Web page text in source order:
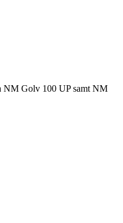
NM Golv 100 UP samt NM